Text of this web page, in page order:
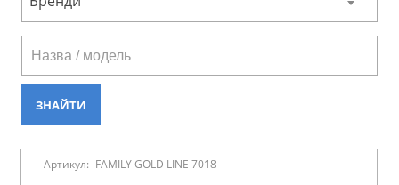
Артикул: FAMILY GOLD LINE 7018